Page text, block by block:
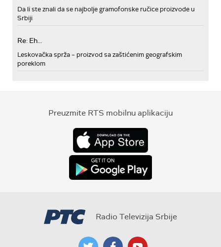
Da li ste znali da se najbolje gramofonske ručice proizvode u
Srbiji
Re: Eh...
Leskovačka sprža – proizvod sa zaštićenim geografskim
poreklom
Preuzmite RTS mobilnu aplikaciju
Radio Televizija Srbije